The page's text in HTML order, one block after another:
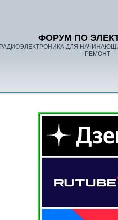
ФОРУМ ПО
РАДИОЭЛЕКТРОНИКА ДЛЯ
РЕМОНТ